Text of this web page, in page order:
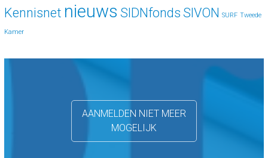
Kennisnet nieuws SIDNfonds SIVON SURF Tweede
Kamer
AANMELDEN NIET MEER
MOGELIJK